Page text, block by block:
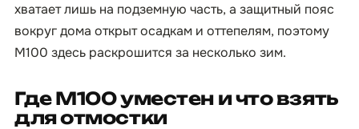
хватает лишь на подземную часть, а защитный пояс
вокруг дома открыт осадкам и оттепелям, поэтому
М100 здесь раскрошится за несколько зим.
Где М100 уместен и что взять
для отмостки